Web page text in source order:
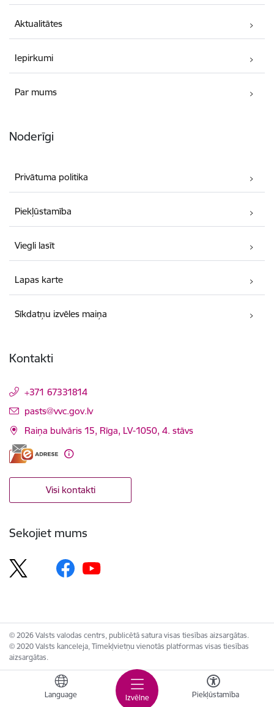
Izvēlne
Language Piekļūstamība
Aktualitātes
Iepirkumi
Par mums
Noderīgi
Privātuma politika
Piekļūstamība
Viegli lasīt
Lapas karte
Sīkdatņu izvēles maiņa
Kontakti
+371 67331814
E-pasts:
pasts@vvc.gov.lv
Raiņa bulvāris 15, Rīga, LV-1050, 4. stāvs
Visi kontakti
Sekojiet mums
© 2026 Valsts valodas centrs, publicētā satura visas tiesības aizsargātas.
© 2020 Valsts kanceleja, Tīmekļvietņu vienotās platformas visas tiesības
aizsargātas.